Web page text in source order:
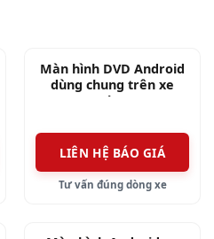
Màn hình DVD Android
dùng chung trên xe
Spark 2016
LIÊN HỆ BÁO GIÁ
Tư vấn đúng dòng xe